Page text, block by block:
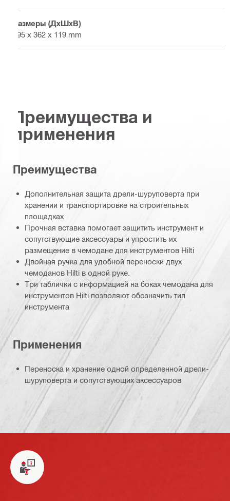
Размеры (ДхШхВ)
395 x 362 x 119 mm
Преимущества и
применения
Преимущества
Дополнительная защита дрели-шуруповерта при
хранении и транспортировке на строительных
площадках
Прочная вставка помогает защитить инструмент и
сопутствующие аксессуары и упростить их
размещение в чемодане для инструментов Hilti
Двойная ручка для удобной переноски двух
чемоданов Hilti в одной руке.
Три таблички с информацией на боках чемодана для
инструментов Hilti позволяют обозначить тип
инструмента
Применения
Переноска и хранение одной определенной дрели-
шуруповерта и сопутствующих аксессуаров